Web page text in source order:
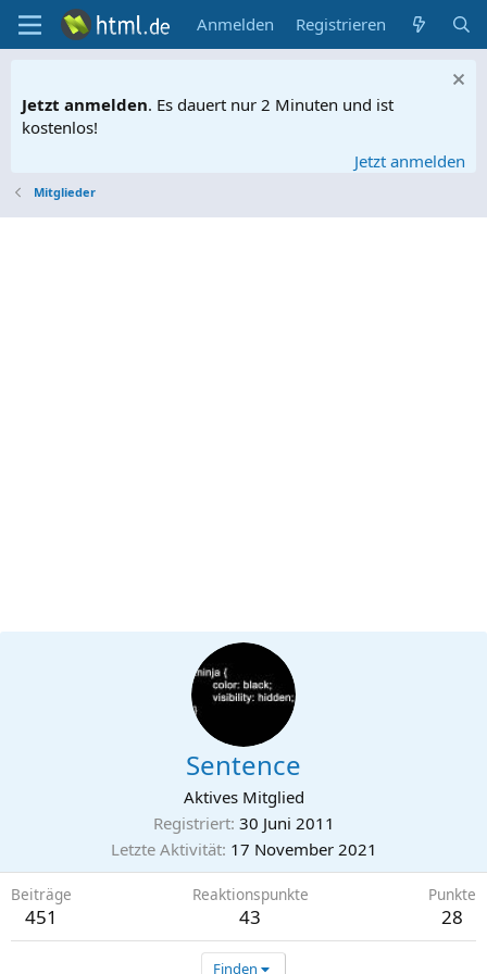
Anmelden Registrieren
Jetzt anmelden. Es dauert nur 2 Minuten und ist
kostenlos!
Jetzt anmelden
Mitglieder
Sentence
Aktives Mitglied
Registriert 30 Juni 2011
Letzte Aktivität 17 November 2021
Beiträge
451
Reaktionspunkte
43
Punkte
28
Finden